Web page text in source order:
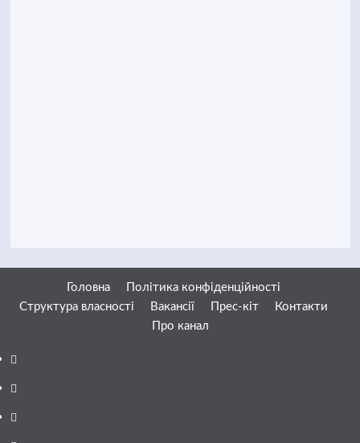
Головна
Політика конфіденційності
Структура власності
Вакансії Прес-кіт
Контакти
Про канал
Facebook
YouTube
Telegram